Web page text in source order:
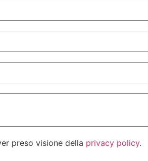
preso visione della privacy policy.